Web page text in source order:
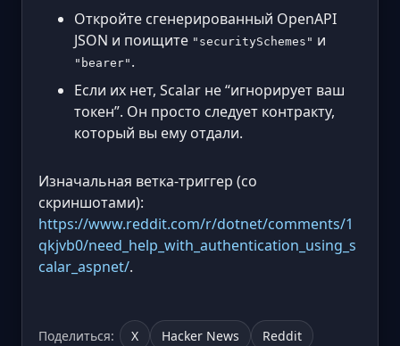
Откройте сгенерированный OpenAPI
JSON и поищите "securitySchemes" и
"bearer" .
Если их нет, Scalar не “игнорирует ваш
токен”. Он просто следует контракту,
который вы ему отдали.
Изначальная ветка-триггер (со
скриншотами):
https://www.reddit.com/r/dotnet/comments/1
qkjvb0/need_help_with_authentication_using_s
calar_aspnet/.
Поделиться: X Hacker News
Reddit